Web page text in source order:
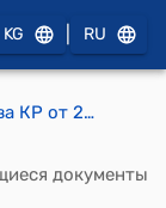
KG RU
Постановление Правительства КР от 22 марта 2006 года №183 "Об утверждении Положения о межрегиональных центрах по недвижимости и земельным ресурсам Государственного агентства по регистрации прав на недвижимое имущество при Правительстве Кыргызской Республики"
документы